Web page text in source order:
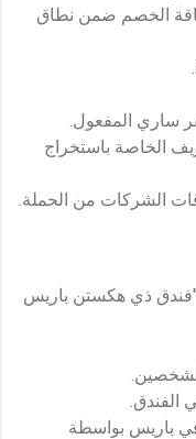
الخصم ضمن نطاق
ساري المفعول.
الخاصة باستخراج
الشركات من الحملة.
4 ليالي في فندق 4 نجوم "فندق ذي هكستن باريس
باريس بواسطة